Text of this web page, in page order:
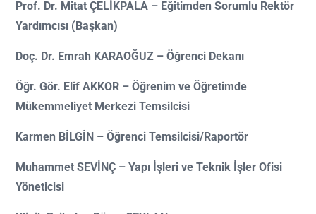
Prof. Dr. Mitat ÇELİKPALA – Eğitimden Sorumlu Rektör
Yardımcısı (Başkan)
Doç. Dr. Emrah KARAOĞUZ – Öğrenci Dekanı
Öğr. Gör. Elif AKKOR – Öğrenim ve Öğretimde
Mükemmeliyet Merkezi Temsilcisi
Karmen BİLGİN – Öğrenci Temsilcisi/Raportör
Muhammet SEVİNÇ – Yapı İşleri ve Teknik İşler Ofisi
Yöneticisi